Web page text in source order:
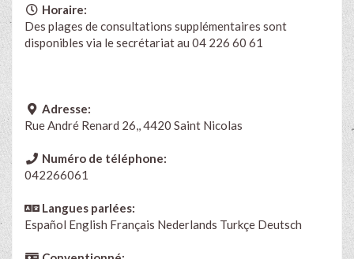
Horaire:
Des plages de consultations supplémentaires sont
disponibles via le secrétariat au 04 226 60 61
Adresse:
Rue André Renard 26,, 4420 Saint Nicolas
Numéro de téléphone:
042266061
Langues parlées:
Español English Français Nederlands Turkçe Deutsch